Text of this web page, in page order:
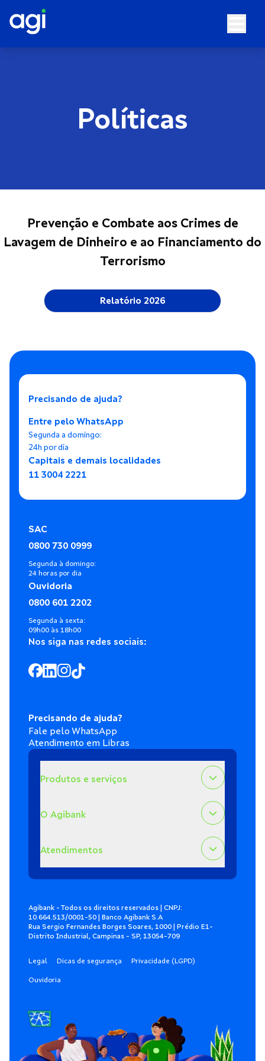
Políticas
Prevenção e Combate aos Crimes de
Lavagem de Dinheiro e ao Financiamento do
Terrorismo
Relatório 2026
Precisando de ajuda?
Entre pelo WhatsApp
Segunda a domingo:
24h por dia
Capitais e demais localidades
11 3004 2221
SAC
0800 730 0999
Segunda à domingo:
24 horas por dia
Ouvidoria
0800 601 2202
Segunda à sexta:
09h00 às 18h00
Nos siga nas redes sociais:
Precisando de ajuda?
Fale pelo WhatsApp
Atendimento em Libras
Produtos e serviços
O Agibank
Atendimentos
Agibank - Todos os direitos reservados | CNPJ:
10.664.513/0001-50 | Banco Agibank S.A
Rua Sergio Fernandes Borges Soares, 1000 | Prédio E1-
Distrito Industrial, Campinas - SP, 13054-709
Legal Dicas de segurança Privacidade (LGPD)
Ouvidoria